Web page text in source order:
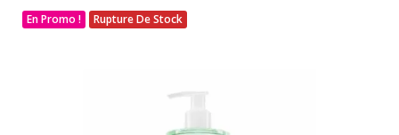
En Promo ! Rupture De Stock